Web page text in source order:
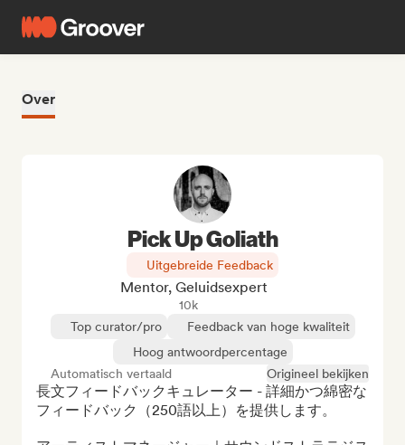
Over
Pick Up Goliath
Uitgebreide Feedback
Mentor, Geluidsexpert
10k
Top curator/pro
Feedback van hoge kwaliteit
Hoog antwoordpercentage
Automatisch vertaald
Origineel bekijken
長文フィードバックキュレーター - 詳細かつ綿密な
フィードバック（250語以上）を提供します。